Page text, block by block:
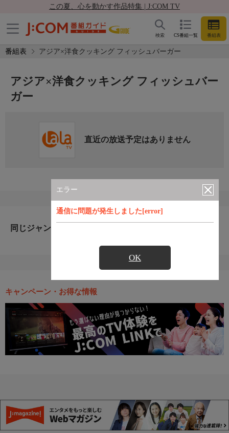
この夏、心を動かす作品特集 | J:COM TV
CS番組一覧 番組表
検索
番組表 アジア×洋食クッキング フィッシュバーガー
エラー
通信に問題が発生しました[error]
OK
アジア×洋食クッキング フィッシュバー
ガー
直近の放送予定はありません
同じジャンルのおすすめ番組
キャンペーン・お得な情報